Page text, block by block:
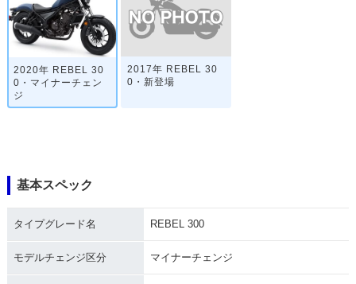
2020年 REBEL 30
0・マイナーチェン
ジ
2017年 REBEL 30
0・新登場
基本スペック
タイプグレード名 REBEL 300
モデルチェンジ区分 マイナーチェンジ